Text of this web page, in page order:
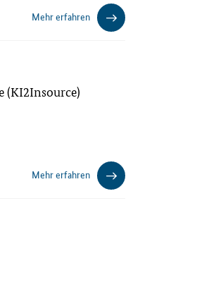
Mehr erfahren
(KI2Insource)
Mehr erfahren